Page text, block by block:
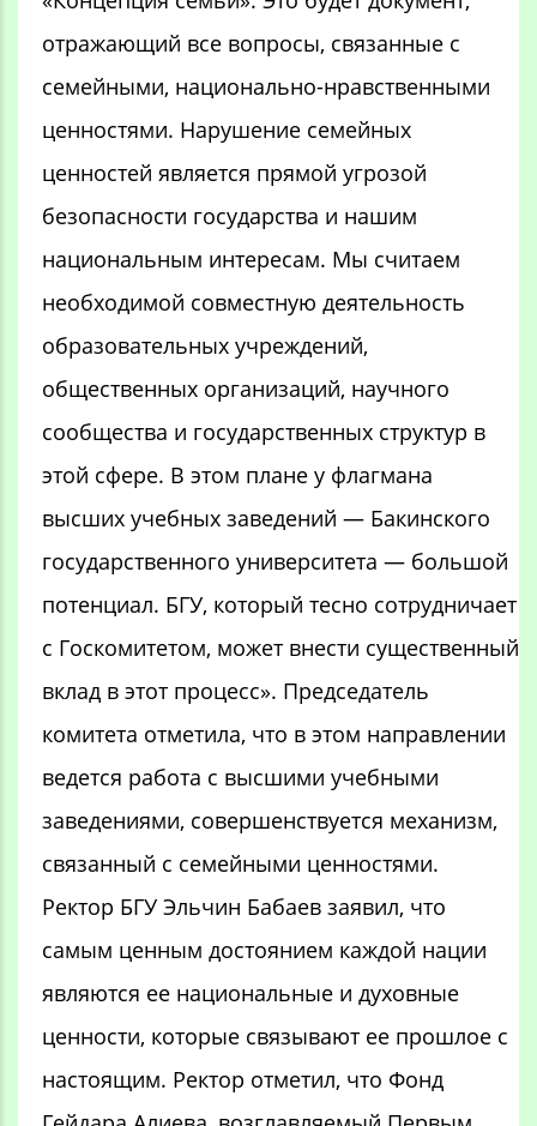
отражающий все вопросы, связанные с
семейными, национально-нравственными
ценностями. Нарушение семейных
ценностей является прямой угрозой
безопасности государства и нашим
национальным интересам. Мы считаем
необходимой совместную деятельность
образовательных учреждений,
общественных организаций, научного
сообщества и государственных структур в
этой сфере. В этом плане у флагмана
высших учебных заведений — Бакинского
государственного университета — большой
потенциал. БГУ, который тесно сотрудничает
с Госкомитетом, может внести существенный
вклад в этот процесс». Председатель
комитета отметила, что в этом направлении
ведется работа с высшими учебными
заведениями, совершенствуется механизм,
связанный с семейными ценностями.
Ректор БГУ Эльчин Бабаев заявил, что
самым ценным достоянием каждой нации
являются ее национальные и духовные
ценности, которые связывают ее прошлое с
настоящим. Ректор отметил, что Фонд